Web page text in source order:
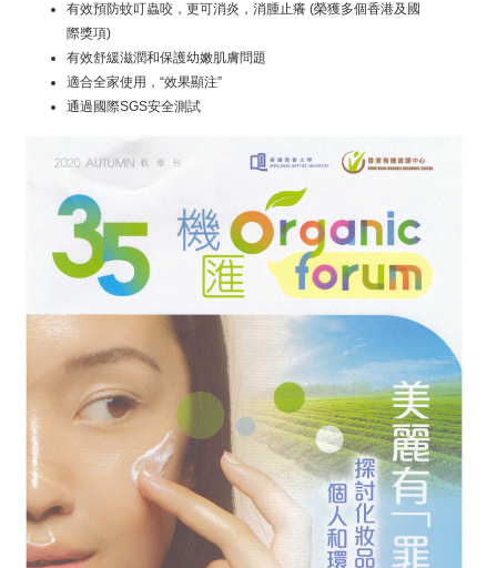
有效預防蚊叮蟲咬，更可消炎，消腫止癢 (榮獲多個香港及國
際獎項)
有效舒緩滋潤和保護幼嫩肌膚問題
適合全家使用，“效果顯注”
通過國際SGS安全測試